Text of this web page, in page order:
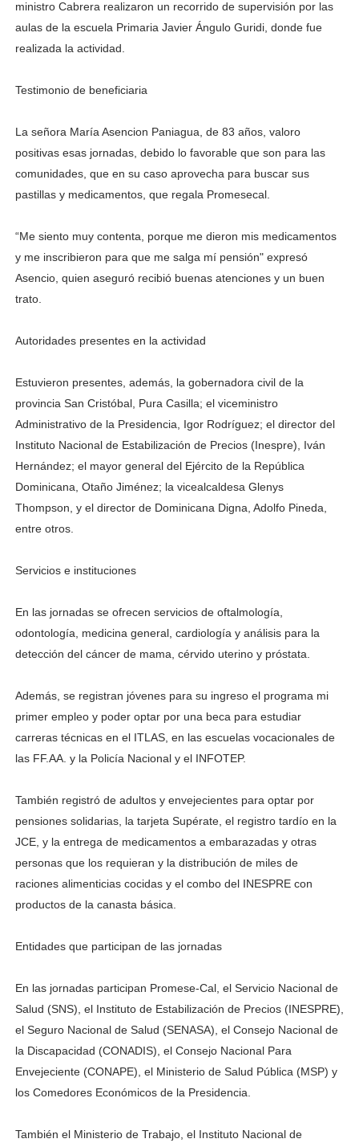
ministro Cabrera realizaron un recorrido de supervisión por las
aulas de la escuela Primaria Javier Ángulo Guridi, donde fue
realizada la actividad.
Testimonio de beneficiaria
La señora María Asencion Paniagua, de 83 años, valoro
positivas esas jornadas, debido lo favorable que son para las
comunidades, que en su caso aprovecha para buscar sus
pastillas y medicamentos, que regala Promesecal.
“Me siento muy contenta, porque me dieron mis medicamentos
y me inscribieron para que me salga mí pensión" expresó
Asencio, quien aseguró recibió buenas atenciones y un buen
trato.
Autoridades presentes en la actividad
Estuvieron presentes, además, la gobernadora civil de la
provincia San Cristóbal, Pura Casilla; el viceministro
Administrativo de la Presidencia, Igor Rodríguez; el director del
Instituto Nacional de Estabilización de Precios (Inespre), Iván
Hernández; el mayor general del Ejército de la República
Dominicana, Otaño Jiménez; la vicealcaldesa Glenys
Thompson, y el director de Dominicana Digna, Adolfo Pineda,
entre otros.
Servicios e instituciones
En las jornadas se ofrecen servicios de oftalmología,
odontología, medicina general, cardiología y análisis para la
detección del cáncer de mama, cérvido uterino y próstata.
Además, se registran jóvenes para su ingreso el programa mi
primer empleo y poder optar por una beca para estudiar
carreras técnicas en el ITLAS, en las escuelas vocacionales de
las FF.AA. y la Policía Nacional y el INFOTEP.
También registró de adultos y envejecientes para optar por
pensiones solidarias, la tarjeta Supérate, el registro tardío en la
JCE, y la entrega de medicamentos a embarazadas y otras
personas que los requieran y la distribución de miles de
raciones alimenticias cocidas y el combo del INESPRE con
productos de la canasta básica.
Entidades que participan de las jornadas
En las jornadas participan Promese-Cal, el Servicio Nacional de
Salud (SNS), el Instituto de Estabilización de Precios (INESPRE),
el Seguro Nacional de Salud (SENASA), el Consejo Nacional de
la Discapacidad (CONADIS), el Consejo Nacional Para
Envejeciente (CONAPE), el Ministerio de Salud Pública (MSP) y
los Comedores Económicos de la Presidencia.
También el Ministerio de Trabajo, el Instituto Nacional de